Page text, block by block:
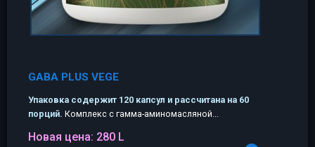
GABA PLUS VEGE
Упаковка содержит 120 капсул и рассчитана на 60
порций. Комплекс с гамма-аминомасляной...
Новая цена: 280 L